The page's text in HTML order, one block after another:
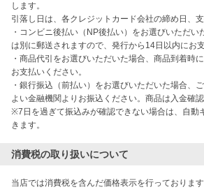
します。
引落し日は、各クレジットカード会社の締め日、
・コンビニ後払い（NP後払い）をお選びいただい
は別に郵送されますので、発行から14日以内にお
・商品代引をお選びいただいた場合、商品到着時
お支払いください。
・銀行振込（前払い）をお選びいただいた場合、
よい金融機関よりお振込ください。商品は入金確
※7日を過ぎて振込みが確認できない場合は、自動
きます。
消費税の取り扱いについて
当店では消費税を含んだ価格表示を行っております